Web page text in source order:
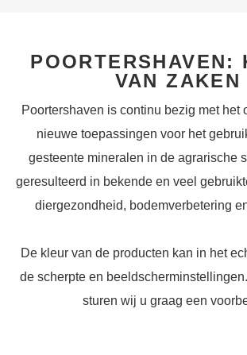
POORTERSHAVEN:
VAN ZAKEN
Poortershaven is continu bezig met het
nieuwe toepassingen voor het
gesteente mineralen in de agrarische
geresulteerd in bekende en veel
diergezondheid, bodemverbetering
De kleur van de producten kan in het
de scherpte en
sturen wij u graag een